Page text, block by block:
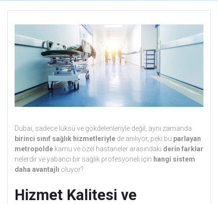
Dubai, sadece lüksü ve gökdelenleriyle değil, aynı zamanda
birinci sınıf sağlık hizmetleriyle de anılıyor, peki bu parlayan
metropolde kamu ve özel hastaneler arasındaki derin farklar
nelerdir ve yabancı bir sağlık profesyoneli için hangi sistem
daha avantajlı oluyor?
Hizmet Kalitesi ve